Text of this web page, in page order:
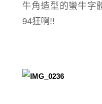
牛角造型的蠻牛字
94狂啊!!